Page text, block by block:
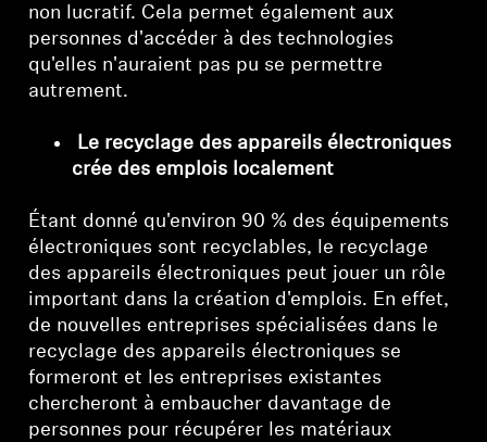
non lucratif. Cela permet également aux
personnes d'accéder à des technologies
qu'elles n'auraient pas pu se permettre
autrement.
Le recyclage des appareils électroniques
crée des emplois localement
Étant donné qu'environ 90 % des équipements
électroniques sont recyclables, le recyclage
des appareils électroniques peut jouer un rôle
important dans la création d'emplois. En effet,
de nouvelles entreprises spécialisées dans le
recyclage des appareils électroniques se
formeront et les entreprises existantes
chercheront à embaucher davantage de
personnes pour récupérer les matériaux